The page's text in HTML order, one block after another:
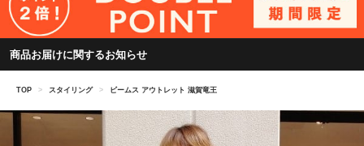
商品お届けに関するお知らせ
TOP > スタイリング > ビームス アウトレット 滋賀竜王